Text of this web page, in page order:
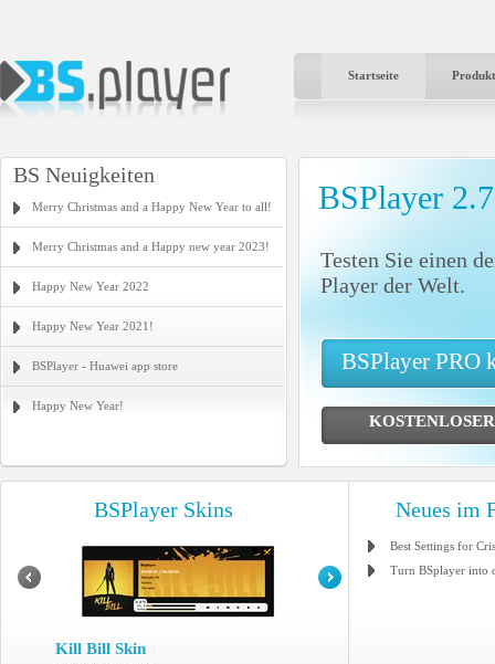
Startseite
BS Neuigkeiten
Merry Christmas and a Happy New Year to all!
Merry Christmas and a Happy new year 2023!
Happy New Year 2022
Happy New Year 2021!
BSPlayer - Huawei app store
Happy New Year!
BSPlayer
Testen Sie einen
Player der Welt.
BSPlayer PRO
BSPlayer Skins
Kill Bill Skin
Neues im
Best Settings for
Turn BSplayer into